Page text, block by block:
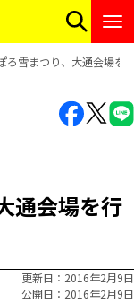
ろ雪まつり、大通会場を
通会場を行
更新日
2016年2月9日
公開日
2016年2月9日